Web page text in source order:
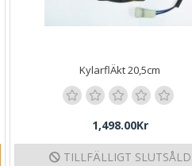
KylarflÄkt 20,5cm
1,498.00Kr
TILLFÄLLIGT SLUTSÅLD